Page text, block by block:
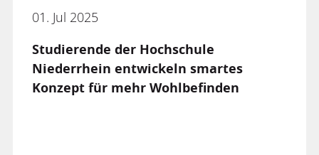
01. Jul 2025
Studierende der Hochschule
Niederrhein entwickeln smartes
Konzept für mehr Wohlbefinden